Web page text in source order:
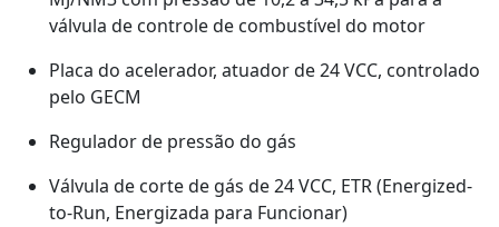
válvula de controle de combustível do motor
Placa do acelerador, atuador de 24 VCC, controlado
pelo GECM
Regulador de pressão do gás
Válvula de corte de gás de 24 VCC, ETR (Energized-
to-Run, Energizada para Funcionar)